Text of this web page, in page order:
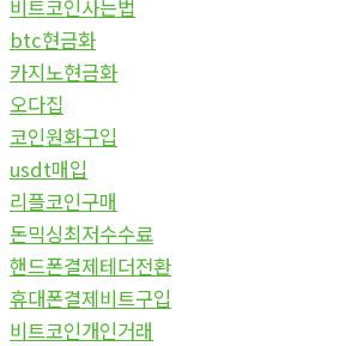
비트코인사는법
btc현금화
카지노현금화
오다집
코인원화구입
usdt매입
리플코인구매
돈믹싱최저수수료
핸드폰결제테더전환
휴대폰결제비트구입
비트코인개인거래